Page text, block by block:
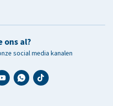
ons al?
social media kanalen